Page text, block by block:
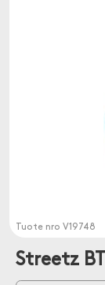
Tuote nro V19748
Streetz